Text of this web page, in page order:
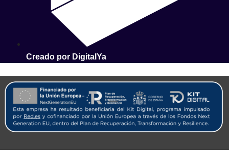
Creado por DigitalYa